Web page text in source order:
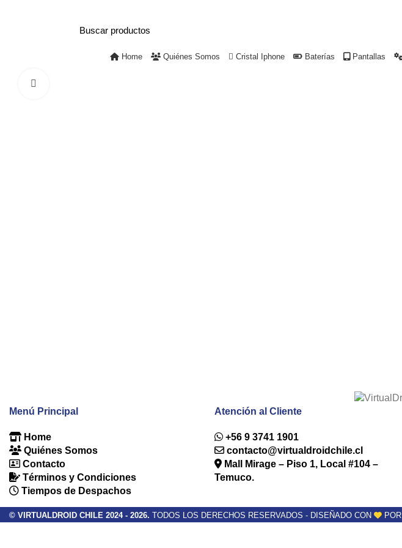
Home Quiénes Somos Cristal Iphone Baterías Pantallas
Menú Principal
Home
Quiénes Somos
Contacto
Términos y Condiciones
Tiempos de Despachos
Atención al Cliente
+56 9 3741 1901
contacto@virtualdroidchile.cl
Mall Mirage – Piso 1, Local #104 –
Temuco.
© VIRTUALDROID CHILE 2024 - 2026. TODOS LOS DERECHOS RESERVADOS - DISEÑADO CON POR